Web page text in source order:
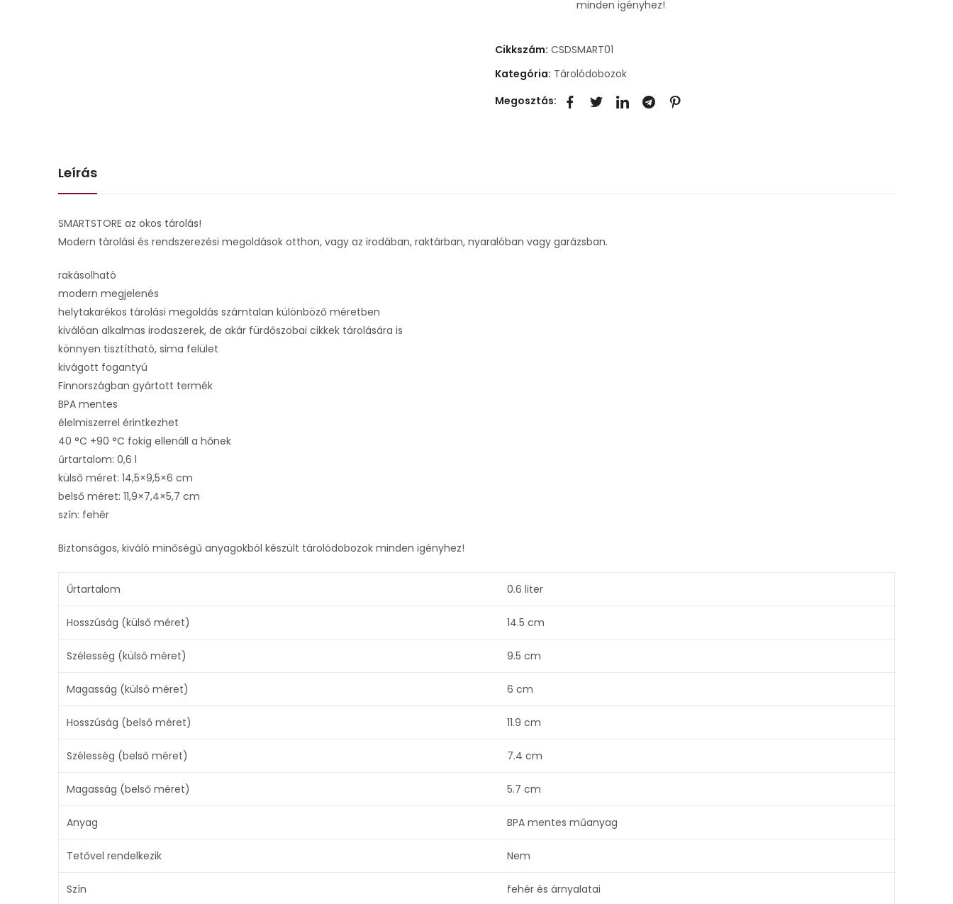
minden igényhez!
Cikkszám: CSDSMART01
Kategória: Tárolódobozok
Megosztás:
Leírás
SMARTSTORE az okos tárolás!
Modern tárolási és rendszerezési megoldások otthon, vagy az irodában, raktárban, nyaralóban vagy garázsban.
rakásolható
modern megjelenés
helytakarékos tárolási megoldás számtalan különböző méretben
kiválóan alkalmas irodaszerek, de akár fürdőszobai cikkek tárolására is
könnyen tisztítható, sima felület
kivágott fogantyú
Finnországban gyártott termék
BPA mentes
élelmiszerrel érintkezhet
40 °C +90 °C fokig ellenáll a hőnek
űrtartalom: 0,6 l
külső méret: 14,5×9,5×6 cm
belső méret: 11,9×7,4×5,7 cm
szín: fehér
Biztonságos, kiváló minőségű anyagokból készült tárolódobozok minden igényhez!
Űrtartalom 0.6 liter
Hosszúság (külső méret) 14.5 cm
Szélesség (külső méret) 9.5 cm
Magasság (külső méret) 6 cm
Hosszúság (belső méret) 11.9 cm
Szélesség (belső méret) 7.4 cm
Magasság (belső méret) 5.7 cm
Anyag BPA mentes műanyag
Tetővel rendelkezik Nem
Szín fehér és árnyalatai